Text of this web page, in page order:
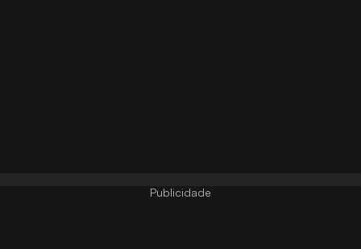
Publicidade